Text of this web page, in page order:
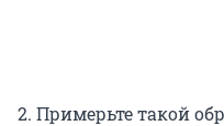
2. Примерьте такой